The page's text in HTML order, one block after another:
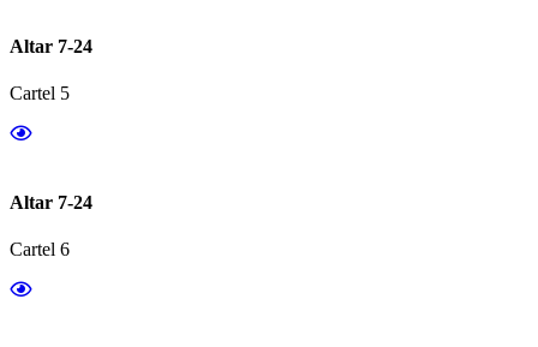
Altar 7-24
Cartel 5
Altar 7-24
Cartel 6